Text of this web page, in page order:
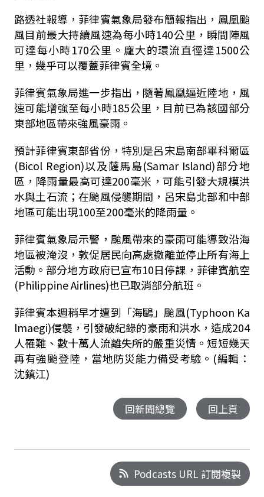
路透社報導，菲律賓氣象局發布簡報指出，鳳凰颱
風目前最大持續風速為每小時140公里，瞬間陣風
可達每小時170公里。龐大的環流直徑達1500公
里，幾乎可以覆蓋菲律賓全境。
菲律賓氣象局進一步指出，隨著鳳凰逼近陸地，風
速可能增強至每小時185公里，目前已為該國部分
東部地區帶來強風豪雨。
預計菲律賓東部省份，特別是呂宋島南部畢科爾區
(Bicol Region)以及薩馬島(Samar Island)部分地
區，降雨量最高可達200毫米，可能引發大規模洪
水與土石流；在颱風侵襲期間，呂宋島北部和中部
地區可能出現100至200毫米的降雨量。
菲律賓氣象局示警，颱風帶來的豪雨可能導致沿海
地區被淹沒，敦促居民向高處撤離並停止所有海上
活動。部分地方政府已宣布10日停課，菲律賓航空
(Philippine Airlines)也已取消部分航班。
菲律賓本週稍早才遭到「海鷗」颱風(Typhoon Ka
lmaegi)侵襲，引發破紀錄的豪雨和洪水，造成204
人罹難、數十萬人流離失所的嚴重災情。短短幾天
再有強颱登陸，當地防災能力備受考驗。(編輯：
沈鎮江)
回新聞總覽 回上頁
Podcasts URL 訂閱複製